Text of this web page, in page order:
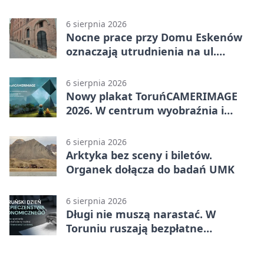
6 sierpnia 2026
Nocne prace przy Domu Eskenów
oznaczają utrudnienia na ul.
6 sierpnia 2026
Nowy plakat ToruńCAMERIMAGE
2026. W centrum wyobraźnia i
6 sierpnia 2026
Arktyka bez sceny i biletów.
Organek dołącza do badań UMK
6 sierpnia 2026
Długi nie muszą narastać. W
Toruniu ruszają bezpłatne